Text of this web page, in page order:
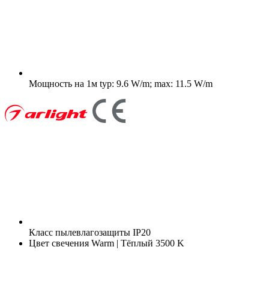
Мощность на 1м typ: 9.6 W/m; max: 11.5 W/m
Класс пылевлагозащиты IP20
Цвет свечения Warm | Тёплый 3500 K